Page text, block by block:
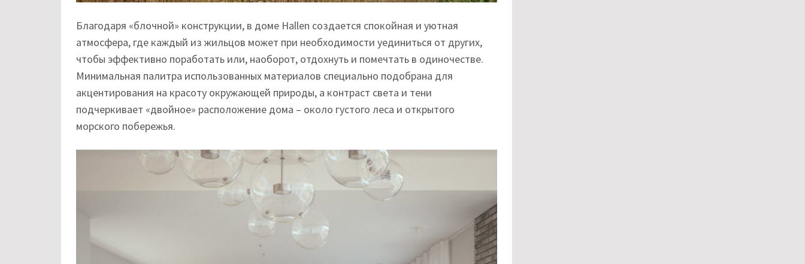
Благодаря «блочной» конструкции, в доме Hallen создается спокойная и уютная
атмосфера, где каждый из жильцов может при необходимости уединиться от других,
чтобы эффективно поработать или, наоборот, отдохнуть и помечтать в одиночестве.
Минимальная палитра использованных материалов специально подобрана для
акцентирования на красоту окружающей природы, а контраст света и тени
подчеркивает «двойное» расположение дома – около густого леса и открытого
морского побережья.